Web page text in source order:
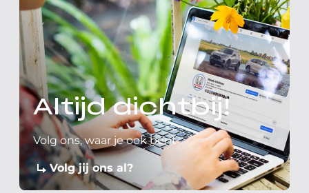
Altijd dichtbij!
Volg ons, waar je ook bent
Volg jij ons al?